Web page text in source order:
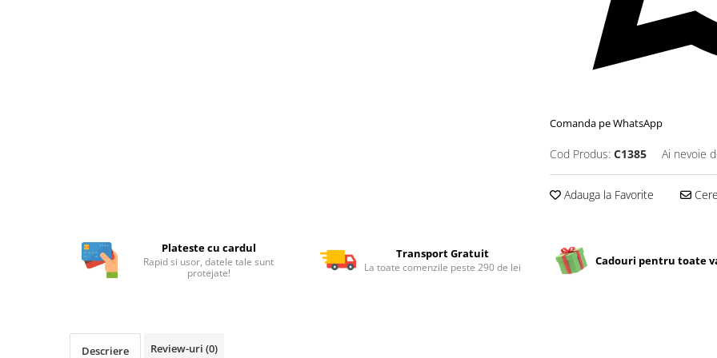
Comanda pe WhatsApp
Cod Produs: C1385 Ai nevoie
Adauga la Favorite
Plateste cu cardul
Rapid si usor, datele tale sunt
protejate!
Transport Gratuit
La toate comenzile peste 290 de lei Cadouri pentru toate
Descriere Review-uri (0)